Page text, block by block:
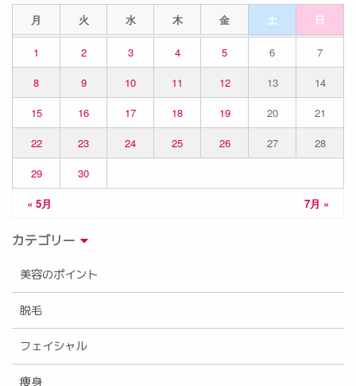
月 火 水 木 金 土 日
« 5月 7月 »
1 2 3 4 5 6
7
8
9 10 11 12 13
14
15
16 17 18 19 20
21
22
23 24 25 26 27
28
29
30
カテゴリー
美容のポイント
脱毛
フェイシャル
痩身